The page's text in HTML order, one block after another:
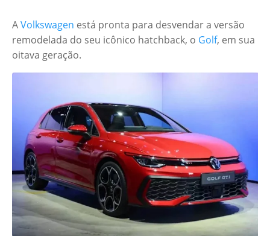
AVolkswagen está pronta para desvendar a versão
remodelada do seu icônico hatchback, o Golf, em sua
oitava geração.